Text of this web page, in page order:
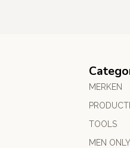
MERKEN
TOOLS
MEN ONLY